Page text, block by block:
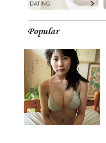
DATING
Popular